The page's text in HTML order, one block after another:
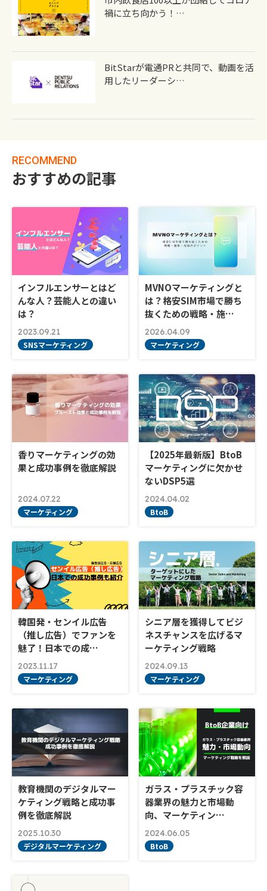
禍に立ち向かう！…
BitStarが電通PRと共同で、動画を活
用したリーダーシ…
RECOMMEND
おすすめの記事
インフルエンサーとはど
んな人？芸能人との違い
は？
2023.09.21
SNSマーケティング
MVNOマーケティングと
は？格安SIM市場で勝ち
抜くための戦略・施…
2026.04.09
マーケティング
香りマーケティングの効
果と成功事例を徹底解説
2024.07.22
マーケティング
【2025年最新版】BtoB
マーケティングに欠かせ
ないDSP5選
2024.04.02
BtoB
韓国発・センイル広告
（推し広告）でファンを
魅了！日本での成…
2023.11.17
マーケティング
シニア層を獲得してビジ
ネスチャンスを広げるマ
ーケティング戦略
2024.09.13
マーケティング
教育機関のデジタルマー
ケティング戦略と成功事
例を徹底解説
2025.10.30
デジタルマーケティング
ガラス・プラスチック容
器業界の魅力と市場動
向、マーケティン…
2024.06.05
BtoB